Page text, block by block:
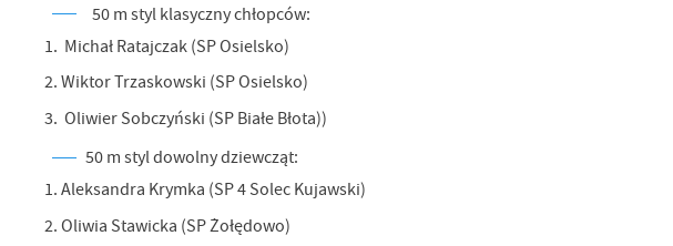
50 m styl klasyczny chłopców:
1. Michał Ratajczak (SP Osielsko)
2. Wiktor Trzaskowski (SP Osielsko)
3. Oliwier Sobczyński (SP Białe Błota))
50 m styl dowolny dziewcząt:
1. Aleksandra Krymka (SP 4 Solec Kujawski)
2. Oliwia Stawicka (SP Żołędowo)